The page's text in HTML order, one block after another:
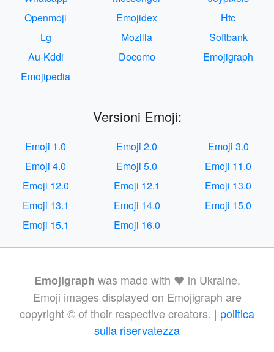
Openmoji
Emojidex
Htc
Lg
Mozilla
Softbank
Au-Kddi
Docomo
Emojigraph
Emojipedia
Versioni Emoji:
Emoji 1.0 Emoji 2.0
Emoji 3.0
Emoji 4.0
Emoji 5.0
Emoji 11.0
Emoji 12.0
Emoji 12.1
Emoji 13.0
Emoji 13.1
Emoji 14.0
Emoji 15.0
Emoji 15.1
Emoji 16.0
Emojigraph was made with ❤️ in Ukraine.
Emoji images displayed on Emojigraph are
copyright © of their respective creators. | politica
sulla riservatezza